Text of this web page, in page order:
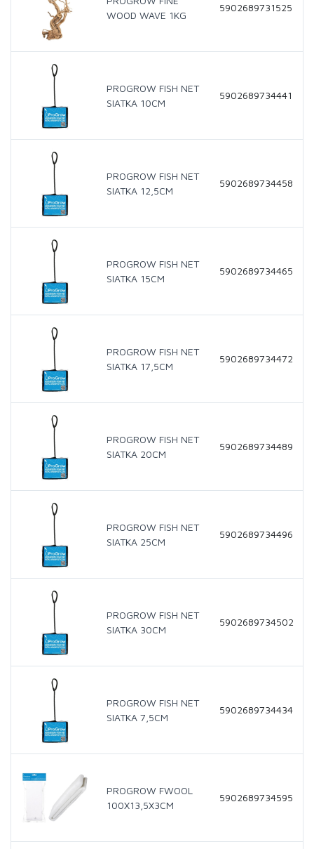
WOOD WAVE 1KG
5902689731525
PROGROW FISH NET
SIATKA 10CM
5902689734441
PROGROW FISH NET
SIATKA 12,5CM
5902689734458
PROGROW FISH NET
SIATKA 15CM
5902689734465
PROGROW FISH NET
SIATKA 17,5CM
5902689734472
PROGROW FISH NET
SIATKA 20CM
5902689734489
PROGROW FISH NET
SIATKA 25CM
5902689734496
PROGROW FISH NET
SIATKA 30CM
5902689734502
PROGROW FISH NET
SIATKA 7,5CM
5902689734434
PROGROW FWOOL
100X13,5X3CM
5902689734595